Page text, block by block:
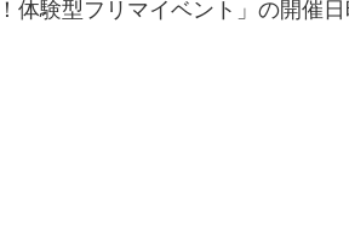
体験型フリマイベント」の開催